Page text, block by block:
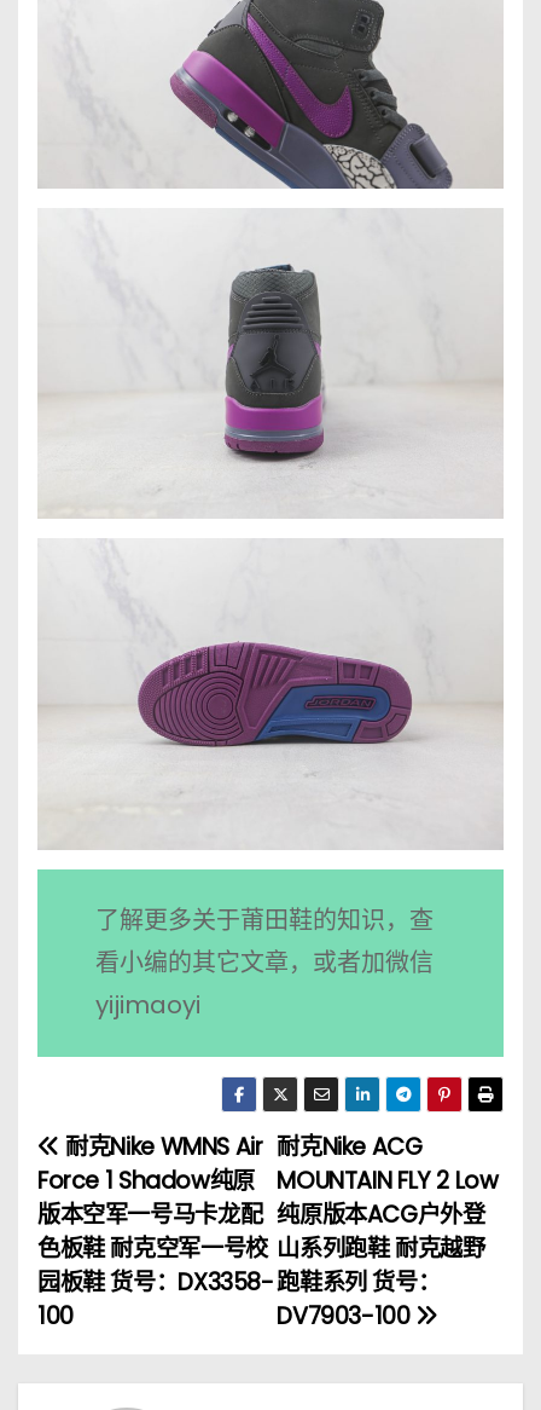
了解更多关于莆田鞋的知识，查
看小编的其它文章，或者加微信
yijimaoyi
文
章
导
航
耐克Nike ACG
MOUNTAIN FLY 2 Low
纯原版本ACG户外登
山系列跑鞋 耐克越野
跑鞋系列 货号：
DV7903-100
耐克Nike WMNS Air
Force 1 Shadow纯原
版本空军一号马卡龙配
色板鞋 耐克空军一号校
园板鞋 货号：DX3358-
100